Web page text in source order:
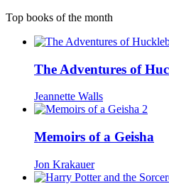
Top books of the month
The Adventures of
Jeannette Walls
2
Memoirs of a Geisha
Jon Krakauer